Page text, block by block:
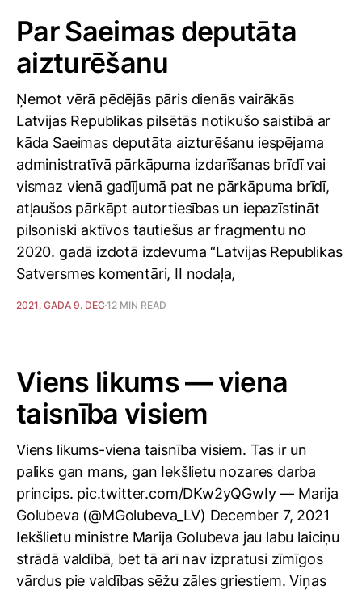
Par Saeimas deputāta
aizturēšanu
Ņemot vērā pēdējās pāris dienās vairākās
Latvijas Republikas pilsētās notikušo saistībā ar
kāda Saeimas deputāta aizturēšanu iespējama
administratīvā pārkāpuma izdarīšanas brīdī vai
vismaz vienā gadījumā pat ne pārkāpuma brīdī,
atļaušos pārkāpt autortiesības un iepazīstināt
pilsoniski aktīvos tautiešus ar fragmentu no
2020. gadā izdotā izdevuma “Latvijas Republikas
Satversmes komentāri, II nodaļa,
2021. GADA 9. DEC 12 MIN READ
Viens likums — viena
taisnība visiem
Viens likums-viena taisnība visiem. Tas ir un
paliks gan mans, gan Iekšlietu nozares darba
princips. pic.twitter.com/DKw2yQGwIy — Marija
Golubeva (@MGolubeva_LV) December 7, 2021
Iekšlietu ministre Marija Golubeva jau labu laiciņu
strādā valdībā, bet tā arī nav izpratusi zīmīgos
vārdus pie valdības sēžu zāles griestiem. Viņas